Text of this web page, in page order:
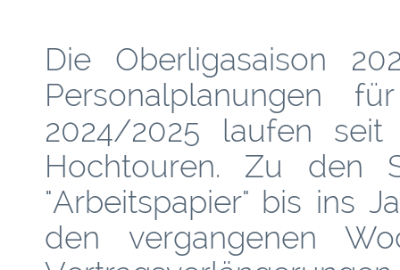
Die Oberligasaison
Personalplanungen
2024/2025 laufen
Hochtouren. Zu den
"Arbeitspapier" bis ins
den vergangenen